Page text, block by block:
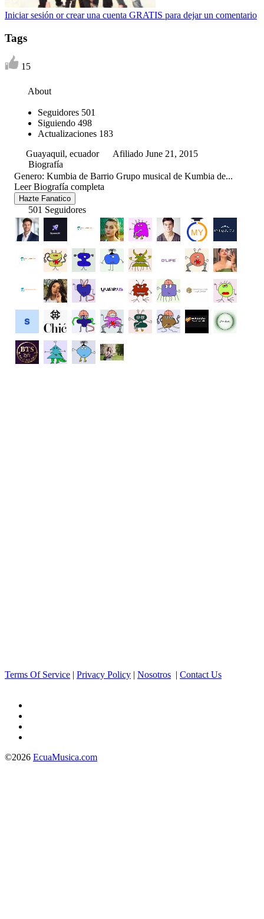
Iniciar sesión or crear una cuenta GRATIS para dejar un comentario
Tags
15
About
Seguidores 501
Siguiendo 498
Actualizaciones 183
Guayaquil, ecuador
Afiliado June 21, 2015
Biografía
Genero: Kumbia de Barrio Grupo musical de Kumbia de...
Leer Biografía completa
Hazte Fanatico
501 Seguidores
Terms Of Service | Privacy Policy | Nosotros | Contact Us
©2026 EcuaMusica.com